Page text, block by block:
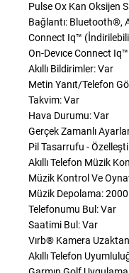
Pulse Ox Kan Oksijen
Bağlantı: Bluetooth®,
Connect Iq™
On-Devıce Connect
Akıllı Bildirimler: Var
Metin Yanıt/Telefon
Takvim: Var
Hava Durumu: Var
Gerçek Zamanlı
Pil Tasarrufu -
Akıllı Telefon Müzik
Müzik Kontrol Ve
Müzik Depolama:
Telefonumu Bul: Var
Saatimi Bul: Var
Vırb® Kamera
Akıllı Telefon